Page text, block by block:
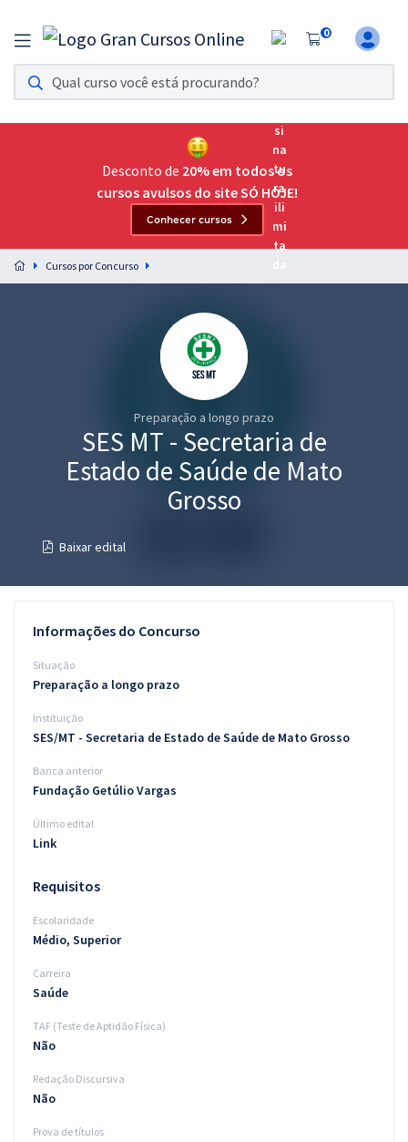
0
Assinatura Ilimitada 11
Acesso a todos os cursos. Teste grátis por 7 dias!
Assinatura OAB Até Passar
Acesso ilimitado a toda preparação para o Exame da
Preparação completa e intensiva para as principais
residências em saúde do Brasil
Graduação
Mentorias
Conteúdo gratuito
Blog
Desconto de 20% em todos os
cursos avulsos do site SÓ HOJE!
Conhecer cursos
Cursos por Concurso
Preparação a longo prazo
SES MT - Secretaria de
Estado de Saúde de Mato
Grosso
Baixar edital
Informações do Concurso
Situação
Preparação a longo prazo
Instituição
SES/MT - Secretaria de Estado de Saúde de Mato Grosso
Banca anterior
Fundação Getúlio Vargas
Último edital
Link
Requisitos
Escolaridade
Médio, Superior
Carreira
Saúde
TAF (Teste de Aptidão Física)
Não
Redação Discursiva
Não
Prova de títulos